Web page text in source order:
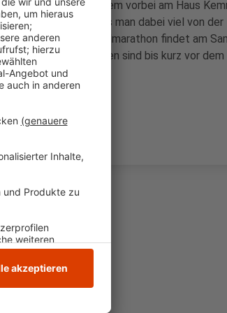
Länge, unter anderem vorbei am Haus
besonders, dass man dabei viel von der
kann. Der Ruhrtalmarathon findet am
Nachmeldungen sind bis kurz vor dem